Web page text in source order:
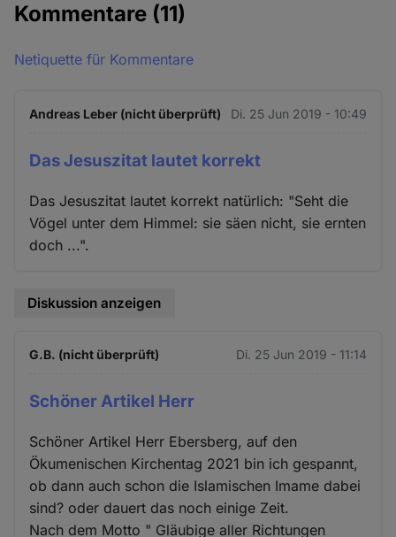
Kommentare (11)
Netiquette für Kommentare
Andreas Leber (nicht überprüft) Di. 25 Jun 2019 - 10:49
Das Jesuszitat lautet korrekt
Das Jesuszitat lautet korrekt natürlich: "Seht die
Vögel unter dem Himmel: sie säen nicht, sie ernten
doch ...".
Diskussion anzeigen
G.B. (nicht überprüft) Di. 25 Jun 2019 - 11:14
Schöner Artikel Herr
Schöner Artikel Herr Ebersberg, auf den
Ökumenischen Kirchentag 2021 bin ich gespannt,
ob dann auch schon die Islamischen Imame dabei
sind? oder dauert das noch einige Zeit.
Nach dem Motto " Gläubige aller Richtungen